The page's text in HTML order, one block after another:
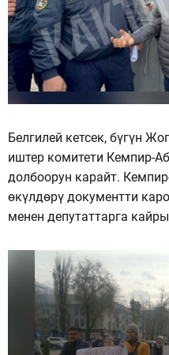
Белгилей кетсек, бүгүн
иштер комитети Кемпир-
долбоорун карайт.
өкүлдөрү документти
менен депутаттарга